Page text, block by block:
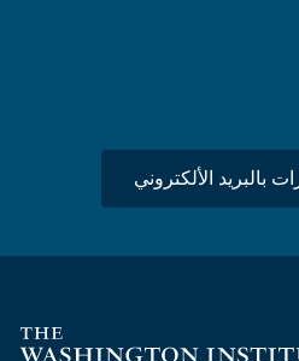
بالبريد الألكتروني